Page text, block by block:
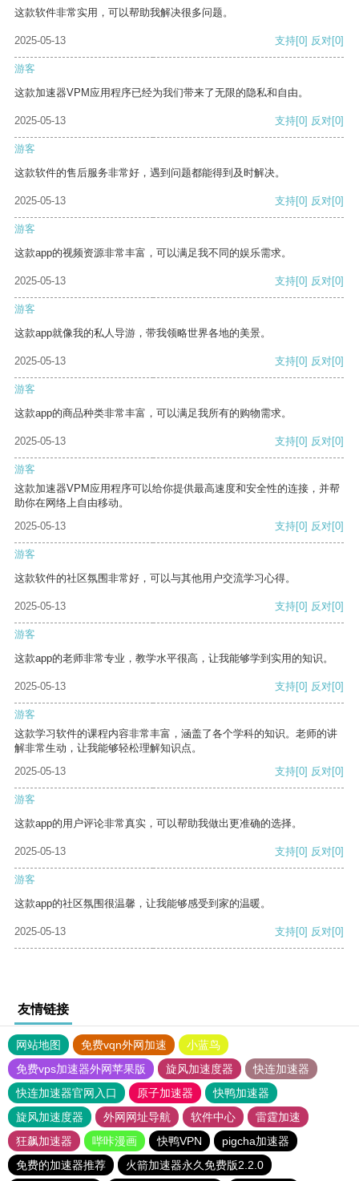
这款软件非常实用，可以帮助我解决很多问题。
2025-05-13 支持[0] 反对[0]
游客
这款加速器VPM应用程序已经为我们带来了无限的隐私和自由。
2025-05-13 支持[0] 反对[0]
游客
这款软件的售后服务非常好，遇到问题都能得到及时解决。
2025-05-13 支持[0] 反对[0]
游客
这款app的视频资源非常丰富，可以满足我不同的娱乐需求。
2025-05-13 支持[0] 反对[0]
游客
这款app就像我的私人导游，带我领略世界各地的美景。
2025-05-13 支持[0] 反对[0]
游客
这款app的商品种类非常丰富，可以满足我所有的购物需求。
2025-05-13 支持[0] 反对[0]
游客
这款加速器VPM应用程序可以给你提供最高速度和安全性的连接，并帮
助你在网络上自由移动。
2025-05-13
支持[0] 反对[0]
游客
这款软件的社区氛围非常好，可以与其他用户交流学习心得。
2025-05-13 支持[0] 反对[0]
游客
这款app的老师非常专业，教学水平很高，让我能够学到实用的知识。
2025-05-13 支持[0] 反对[0]
游客
这款学习软件的课程内容非常丰富，涵盖了各个学科的知识。老师的讲
解非常生动，让我能够轻松理解知识点。
2025-05-13
支持[0] 反对[0]
游客
这款app的用户评论非常真实，可以帮助我做出更准确的选择。
2025-05-13 支持[0] 反对[0]
游客
这款app的社区氛围很温馨，让我能够感受到家的温暖。
2025-05-13 支持[0] 反对[0]
友情链接
网站地图 免费vqn外网加速
小蓝鸟
免费vps加速器外网苹果版
旋风加速度器
快连加速器
快连加速器官网入口
原子加速器
快鸭加速器
旋风加速度器
外网网址导航 软件中心
雷霆加速
狂飙加速器
哔咔漫画 快鸭VPN
pigcha加速器
免费的加速器推荐
火箭加速器永久免费版2.2.0